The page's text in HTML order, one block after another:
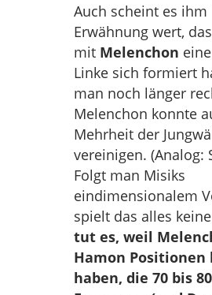
Auch scheint es ihm
Erwähnung wert,
mit Melenchon
Linke sich formiert
man noch länger
Melenchon konnte
Mehrheit der
vereinigen. (Analog:
Folgt man Misiks
eindimensionalem
spielt das alles
tut es, weil
Hamon Positionen
haben, die 70 bis